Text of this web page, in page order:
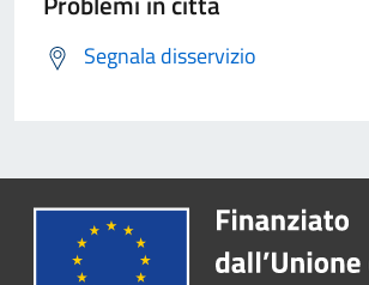
Segnala disservizio